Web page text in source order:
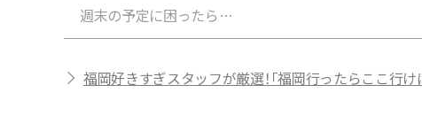
週末の予定に困ったら…
福岡好きすぎスタッフが厳選！「福岡行ったらここ行